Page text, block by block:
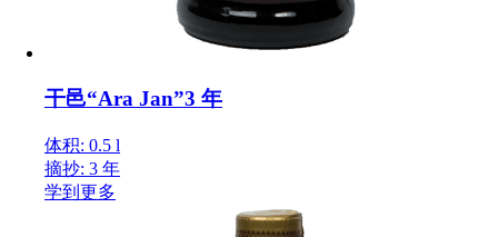
干邑“Ara Jan”3 年
体积: 0.5 l
摘抄: 3 年
学到更多